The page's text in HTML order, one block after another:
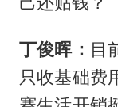
丁俊晖： 目
只收基础费